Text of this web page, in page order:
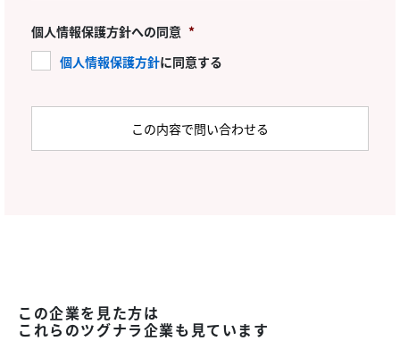
個人情報保護方針への同意 *
個人情報保護方針に同意する
この企業を見た方は
これらのツグナラ企業も見ています